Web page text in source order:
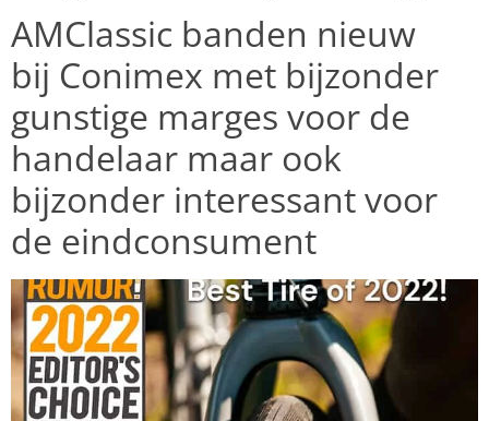
AMClassic banden nieuw
bij Conimex met bijzonder
gunstige marges voor de
handelaar maar ook
bijzonder interessant voor
de eindconsument